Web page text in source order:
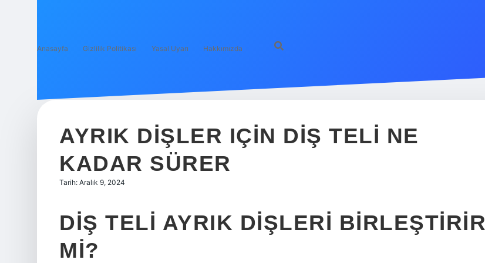
Anasayfa Gizlilik Politikası Yasal Uyarı Hakkımızda
AYRIK DIŞLER IÇIN DIŞ TELI NE
KADAR SÜRER
Tarih: Aralık 9, 2024
DIŞ TELI AYRIK DIŞLERI BIRLEŞTIRIR
MI?